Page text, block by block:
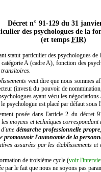
Décret n° 91-129 du 31
des psychologues de la
(et temps FIR)
statut particulier des psychologues
A (cadre A), fonction des
transitoires.
veut dire que nous sommes
(investi du pouvoir de
ayant vécu les
psychologue est placé par défaut sous
posée dans l'article 2 du décret
les moyens et techniques
démarche professionnelle propre
promouvoir l'autonomie de la
assurées par les établissements
de troisième cycle (voir
par le fait que nous ne soyons pas